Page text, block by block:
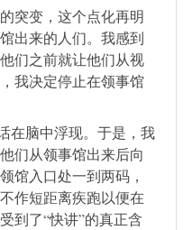
突变，这个点化再明
出来的人们。我感到
们之前就让他们从视
我决定停止在领事馆
在脑中浮现。于是，我
们从领事馆出来后向
馆入口处一到两码，
作短距离疾跑以便在
到了“快讲”的真正含